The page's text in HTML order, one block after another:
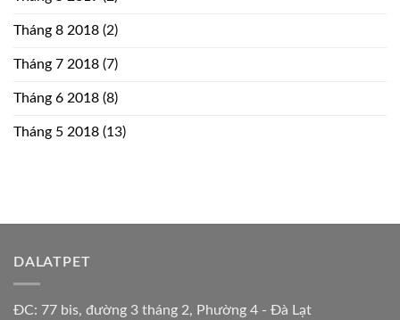
Tháng 8 2018 (2)
Tháng 7 2018 (7)
Tháng 6 2018 (8)
Tháng 5 2018 (13)
DALATPET
ĐC: 77 bis, đường 3 tháng 2, Phường 4 - Đà Lạt